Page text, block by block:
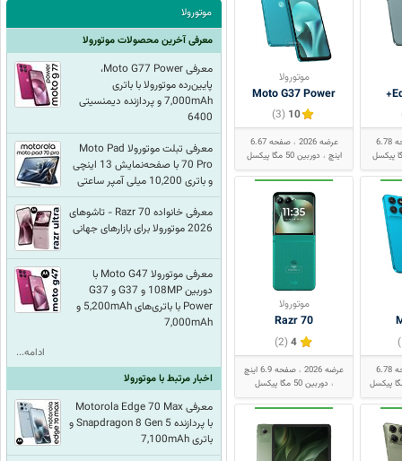
صفحه 6.78
موتورولا
Moto G37 Power
10
(3)
عرضه 2026
صفحه 6.67
اینچ
دوربین 50 مگا پیکسل
صفحه 6.78
موتورولا
Razr 70
4
(2)
عرضه 2026
صفحه 6.9 اینچ
دوربین 50 مگا پیکسل
موتورولا
معرفی آخرین محصولات موتورولا
معرفی Moto G77 Power،
پایین‌رده موتورولا با باتری
7,000mAh و پردازنده دیمنسیتی
6400
معرفی تبلت موتورولا Moto Pad
70 Pro با صفحه‌نمایش 13 اینچی
و باتری 10,200‌ میلی آمپر ساعتی
معرفی خانواده Razr 70 - تاشوهای
2026 موتورولا برای بازارهای جهانی
معرفی موتورولا Moto G47 با
دوربین 108MP و G37 و G37
Power با باتری‌های 5,200mAh و
7,000mAh
ادامه...
اخبار مرتبط با موتورولا
معرفی Motorola Edge 70 Max
با پردازنده Snapdragon 8 Gen 5 و
باتری 7,100mAh